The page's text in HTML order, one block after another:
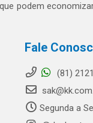
podem
Fale
(81)
Segunda a